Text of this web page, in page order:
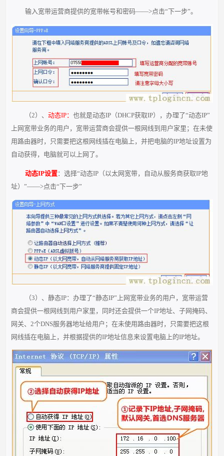
输入宽带运营商提供的宽带帐号和密码——>点击“下一步”。
（2）、 动态IP： 也就是动态IP（DHCP获取IP），办理了“动态IP”
上网宽带业务的用户，宽带运营商会提供一根网线到用户家里；在未使
用路由器时，只需要把这根网线插在电脑上，并把电脑的IP地址设置为
自动获得，电脑就可以上网了。
动态IP设置：选择“动态IP（以太网宽带，自动从服务商获取IP地
址）”——>点击“下一步”
（3）、静态IP：办理了“静态IP”上网宽带业务的用户，宽带运营
商会提供一根网线到用户家里，同时还会提供一个IP地址、子网掩码、
网关、2个DNS服务器地址给用户；在未使用路由器时，只需要把这根
网线插在电脑上，并根据提供的IP地址信息来设置电脑上的IP地址。